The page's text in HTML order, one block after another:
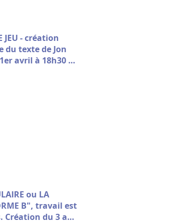
JEU - création
du texte de Jon
avril à 18h30 à
ou LA
B", travail est
Création du 3 au